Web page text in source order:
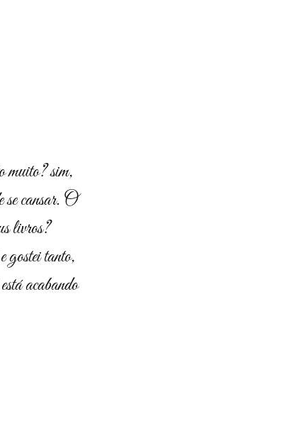
muito? sim,
se cansar. O
livros?
gostei tanto,
acabando